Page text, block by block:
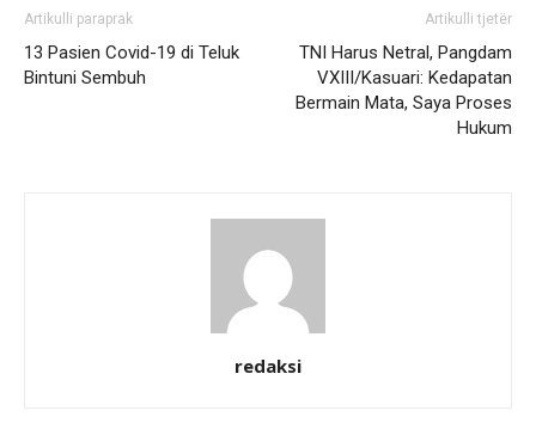
Artikulli paraprak
13 Pasien Covid-19 di Teluk
Bintuni Sembuh
Artikulli tjetër
TNI Harus Netral, Pangdam
VXIII/Kasuari: Kedapatan
Bermain Mata, Saya Proses
Hukum
redaksi